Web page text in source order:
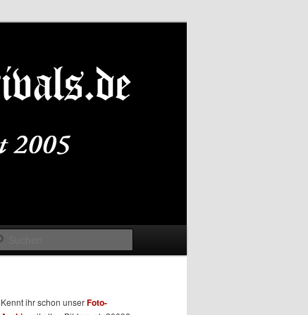
Kennt ihr schon unserFoto-